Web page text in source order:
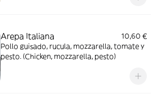
Arepa Italiana
10,60 €
Pollo guisado, rucula, mozzarella, tomate y
pesto. (Chicken, mozzarella, pesto)